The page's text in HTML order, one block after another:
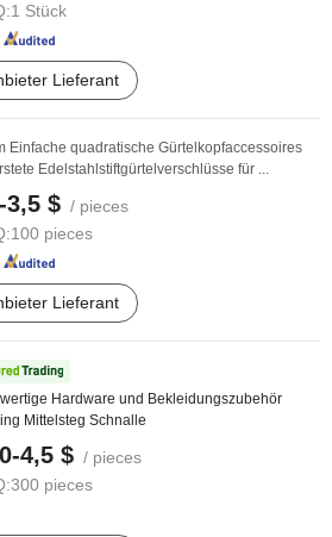
1 Stück
Lieferant
Einfache quadratische Gürtelkopfaccessoires
Edelstahlstiftgürtelverschlüsse für ...
3,5 $ / pieces
100 pieces
Lieferant
Hardware und Bekleidungszubehör
Mittelsteg Schnalle
4,5 $ / pieces
300 pieces